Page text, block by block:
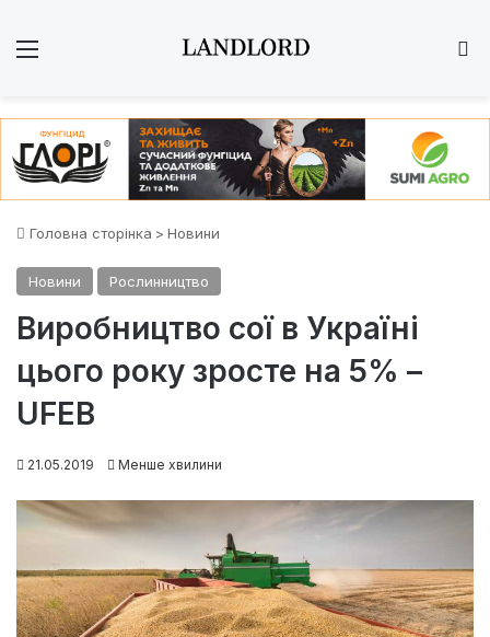
Головна сторінка > Новини
Новини Рослинництво
Виробництво сої в Україні
цього року зросте на 5% –
UFEB
21.05.2019 Менше хвилини